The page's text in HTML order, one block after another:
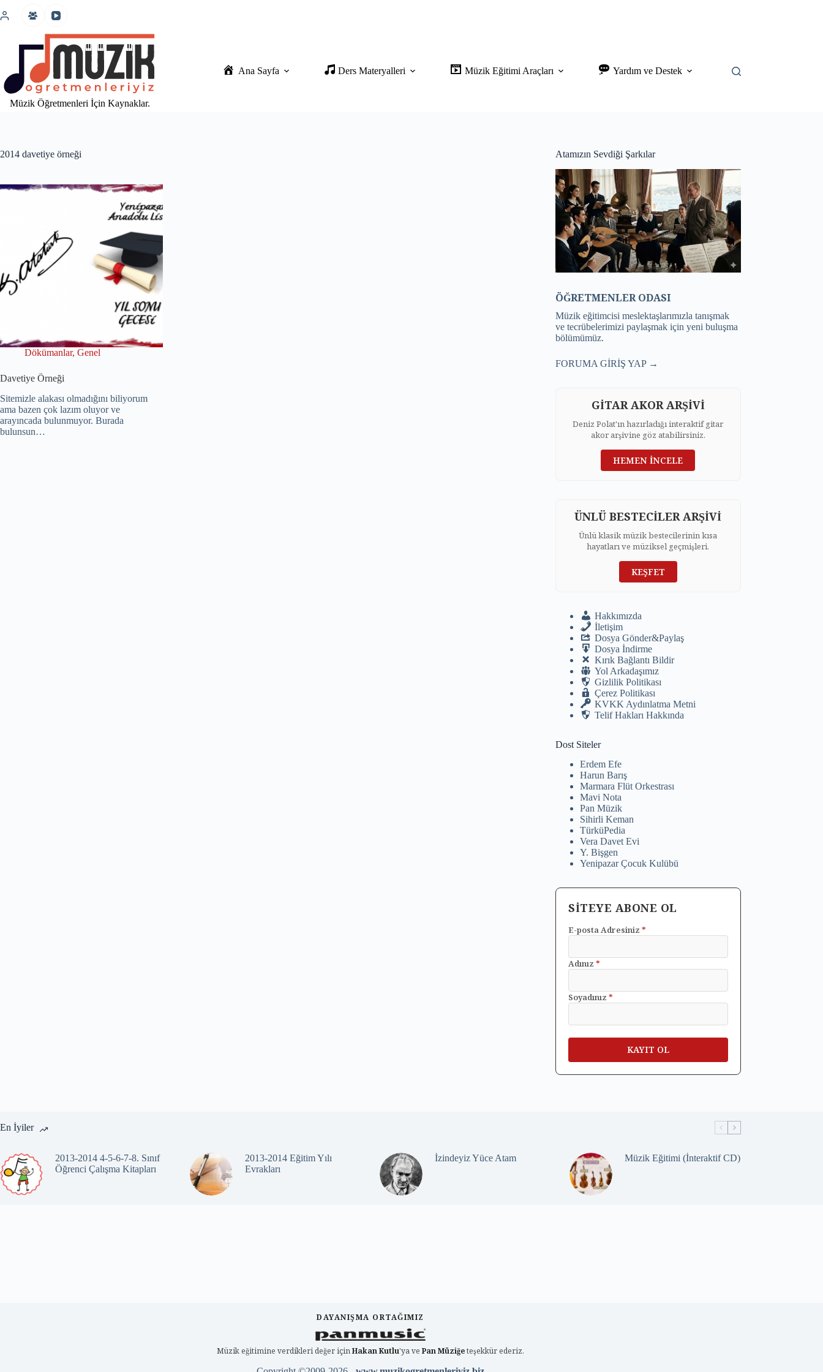
atla
Müzik Öğretmenleri İçin Kaynaklar.
Ana Sayfa Ders Materyalleri Müzik Eğitimi Araçları Yardım ve Destek
2014 davetiye örneği
Dökümanlar, Genel
Davetiye Örneği
Sitemizle alakası olmadığını biliyorum
ama bazen çok lazım oluyor ve
arayıncada bulunmuyor. Burada
bulunsun…
Atamızın Sevdiği Şarkılar
ÖĞRETMENLER ODASI
Müzik eğitimcisi meslektaşlarımızla tanışmak
ve tecrübelerimizi paylaşmak için yeni buluşma
bölümümüz.
FORUMA GİRİŞ YAP →
GİTAR AKOR ARŞİVİ
Deniz Polat'ın hazırladığı interaktif gitar
akor arşivine göz atabilirsiniz.
HEMEN İNCELE
ÜNLÜ BESTECİLER ARŞİVİ
Ünlü klasik müzik bestecilerinin kısa
hayatları ve müziksel geçmişleri.
KEŞFET
Hakkımızda
İletişim
Dosya Gönder&Paylaş
Dosya İndirme
Kırık Bağlantı Bildir
Yol Arkadaşımız
Gizlilik Politikası
Çerez Politikası
KVKK Aydınlatma Metni
Telif Hakları Hakkında
Dost Siteler
Erdem Efe
Harun Barış
Marmara Flüt Orkestrası
Mavi Nota
Pan Müzik
Sihirli Keman
TürküPedia
Vera Davet Evi
Y. Bişgen
Yenipazar Çocuk Kulübü
SİTEYE ABONE OL
E-posta Adresiniz*
Adınız*
Soyadınız*
En İyiler
2013-2014 4-5-6-7-8. Sınıf
Öğrenci Çalışma Kitapları
2013-2014 Eğitim Yılı
Evrakları
İzindeyiz Yüce Atam Müzik Eğitimi (İnteraktif CD)
DAYANIŞMA ORTAĞIMIZ
Müzik eğitimine verdikleri değer içinHakan Kutlu'ya ve Pan Müziğeteşekkür ederiz.